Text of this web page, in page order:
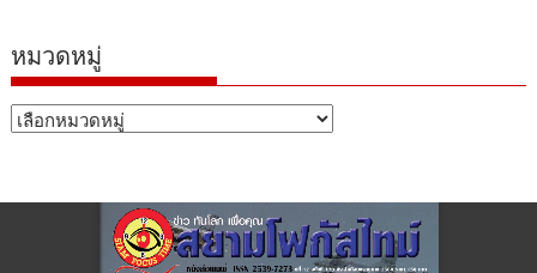
หมวดหมู่
หมวด